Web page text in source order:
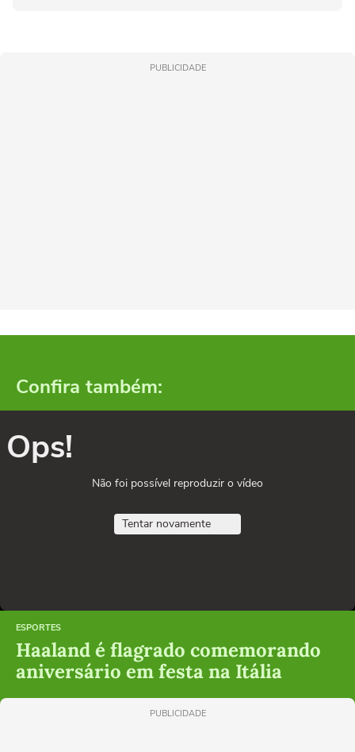
PUBLICIDADE
Confira também:
Ops!
Não foi possível reproduzir o vídeo
Tentar novamente
ESPORTES
Haaland é flagrado comemorando
aniversário em festa na Itália
PUBLICIDADE